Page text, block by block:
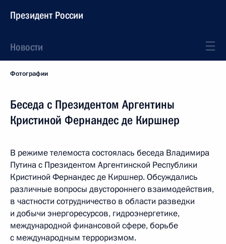
Президент России
Новости
Фотографии
Беседа с Президентом Аргентины
Кристиной Фернандес де Киршнер
В режиме телемоста состоялась беседа Владимира
Путина с Президентом Аргентинской Республики
Кристиной Фернандес де Киршнер. Обсуждались
различные вопросы двустороннего взаимодействия,
в частности сотрудничество в области разведки
и добычи энергоресурсов, гидроэнергетике,
международной финансовой сфере, борьбе
с международным терроризмом.